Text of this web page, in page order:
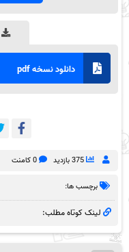
دانلود نسخه pdf
375 بازدید 0 کامنت
برچسب ها:
لینک کوتاه مطلب: